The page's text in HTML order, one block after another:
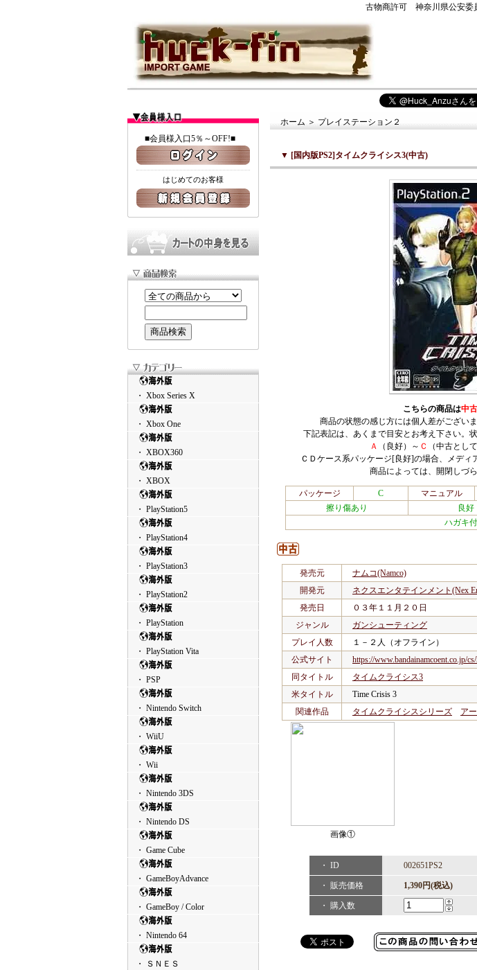
古物商許可 神奈川県公安委
■会員様入口5％～OFF!■
はじめてのお客様
・ Xbox Series X
・ Xbox One
・ XBOX360
・ XBOX
・ PlayStation5
・ PlayStation4
・ PlayStation3
・ PlayStation2
・ PlayStation
・ PlayStation Vita
・ PSP
・ Nintendo Switch
・ WiiU
・ Wii
・ Nintendo 3DS
・ Nintendo DS
・ Game Cube
・ GameBoyAdvance
・ GameBoy / Color
・ Nintendo 64
・ ＳＮＥＳ
ホーム ＞ プレイステーション２
▼ [国内版PS2]タイムクライシス3(中古)
こちらの商品は中古
商品の状態の感じ方には個人差がござい
下記表記は、あくまで目安とお考え下さい。
Ａ
（良好）～ Ｃ （中古とし
ＣＤケース系パッケージ[良好]の場合、メディ
商品によっては、開閉しづ
パッケージ C マニュアル
擦り傷あり
良好
ハガキ
発売元
ナムコ(Namco)
開発元
ネクスエンタテインメント(Nex
発売日
０３年１１月２０日
ジャンル
ガンシューティング
プレイ人数
１－２人（オフライン）
公式サイト
https://www.bandainamcoent.co.jp/
同タイトル
タイムクライシス3
米タイトル
Time Crisis 3
関連作品
タイムクライシスシリーズ ア
画像①
・ ID 002651PS2
・ 販売価格 1,390円(税込)
・ 購入数